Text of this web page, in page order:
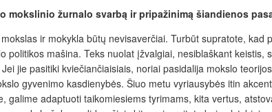
mokslinio žurnalo svarbą ir pripažinimą šiandienos
ir mokykla būtų nevisaverčiai. Turbūt supratote,
politikos mašina. Teks nuolat įžvalgiai, nesiblaškant
jie pasitiki kviečiančiaisiais, noriai pasidalija mokslo
gyvenimo kasdienybės. Šiuo metu vyriausybės itin
galime adaptuoti taikomiesiems tyrimams, kita vertus,